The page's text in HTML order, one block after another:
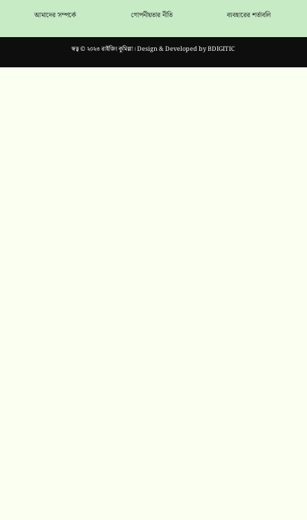
আমাদের সম্পর্কে গোপনীয়তার নীতি ব্যবহারের শর্তাবলি
স্বত্ব © ২০২৩ রাইজিং কুমিল্লা। Design & Developed byBDIGITIC